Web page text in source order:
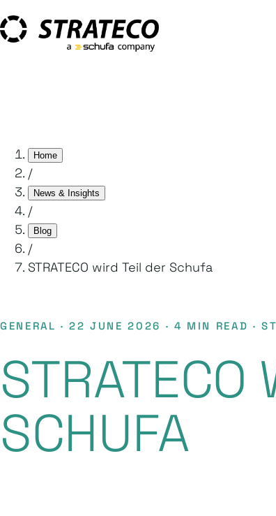
Home
/
News & Insights
/
Blog
/
STRATECO wird Teil der Schufa
GENERAL · 22 JUNE 2026 · 4 MIN READ ·
STRATECO
SCHUFA